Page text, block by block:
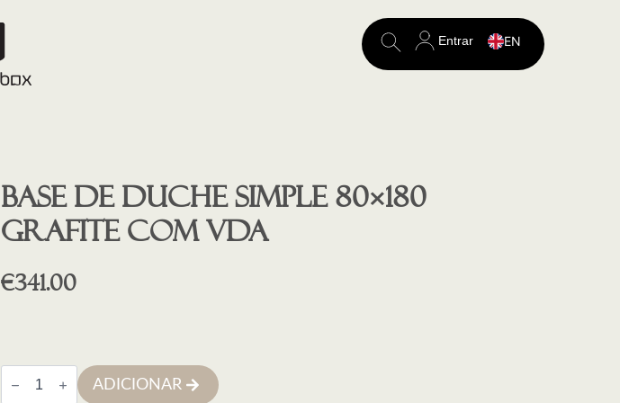
Search
Entrar EN
Base de duche SIMPLE 80×180
GRAFITE COM VDA
€341.00
Quantidade
de
Base
ADICIONAR